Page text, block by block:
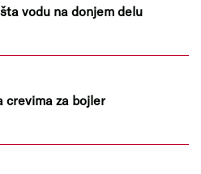
vodu na donjem delu
crevima za bojler